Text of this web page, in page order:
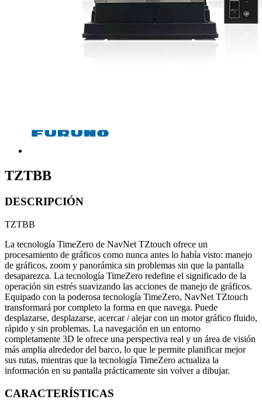
TZTBB
DESCRIPCIÓN
TZTBB
La tecnología TimeZero de NavNet TZtouch ofrece un
procesamiento de gráficos como nunca antes lo había visto: manejo
de gráficos, zoom y panorámica sin problemas sin que la pantalla
desaparezca. La tecnología TimeZero redefine el significado de la
operación sin estrés suavizando las acciones de manejo de gráficos.
Equipado con la poderosa tecnología TimeZero, NavNet TZtouch
transformará por completo la forma en que navega. Puede
desplazarse, desplazarse, acercar / alejar con un motor gráfico fluido,
rápido y sin problemas. La navegación en un entorno
completamente 3D le ofrece una perspectiva real y un área de visión
más amplia alrededor del barco, lo que le permite planificar mejor
sus rutas, mientras que la tecnología TimeZero actualiza la
información en su pantalla prácticamente sin volver a dibujar.
CARACTERÍSTICAS